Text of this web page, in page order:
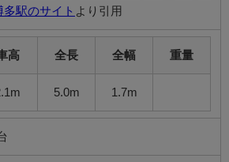
多駅のサイト より引用
高 全長 全幅 重量
5.0m 1.7m